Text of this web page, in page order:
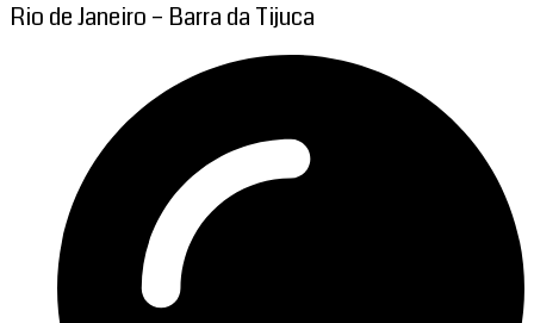
Rio de Janeiro – Barra da Tijuca